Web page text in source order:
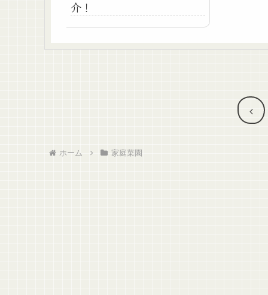
介！
前
ホーム 家庭菜園